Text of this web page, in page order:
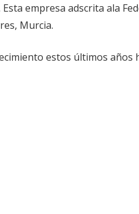
empresa adscrita ala
Murcia.
estos últimos años